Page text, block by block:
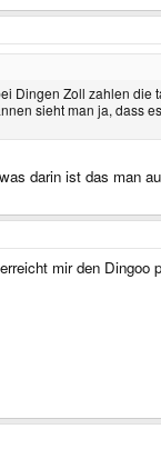
im Mutmaßen, wo
Emulatoren. Wie
wurde.
Oder
dafür ist, aber ich
Dingen Zoll zahlen
sieht man ja, dass
darin ist das man
mir den